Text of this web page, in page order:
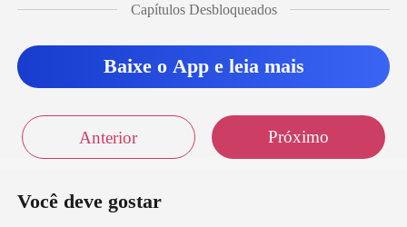
Capítulos Desbloqueados
Baixe o App e leia mais
Anterior Próximo
Você deve gostar